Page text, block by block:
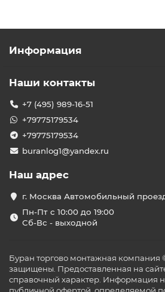
Информация
Наши контакты
+7 (495) 989-16-51
+79775179534
+79775179534
buranlog1@yandex.ru
Наш адрес
г. Москва Автомобильный
Пн-Пт с 10:00 до 19:00
Сб-Вс - выходной
Буран торгово монтажная компания
защищены. Предоставленная на
справочный характер. Информация